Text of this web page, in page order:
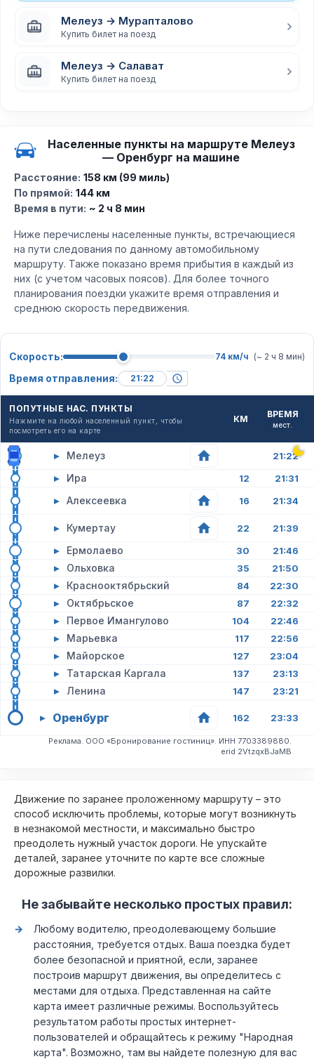
Мелеуз → Мурапталово
Купить билет на поезд
Мелеуз → Салават
Купить билет на поезд
Населенные пункты на маршруте Мелеуз
— Оренбург на машине
Расстояние: 158 км (99 миль)
По прямой: 144 км
Время в пути: ~ 2 ч 8 мин
Ниже перечислены населенные пункты, встречающиеся
на пути следования по данному автомобильному
маршруту. Также показано время прибытия в каждый из
них (с учетом часовых поясов). Для более точного
планирования поездки укажите время отправления и
среднюю скорость передвижения.
Скорость: 74 км/ч (~ 2 ч 8 мин)
Время отправления:
ПОПУТНЫЕ НАС. ПУНКТЫ
Нажмите на любой населенный пункт, чтобы
посмотреть его на карте
КМ ВРЕМЯ
мест.
▸ Мелеуз 21:22
▸ Ира 12 21:31
▸ Алексеевка 16 21:34
▸ Кумертау 22 21:39
▸ Ермолаево 30 21:46
▸ Ольховка 35 21:50
▸ Краснооктябрьский 84 22:30
▸ Октябрьское 87 22:32
▸ Первое Имангулово 104 22:46
▸ Марьевка 117 22:56
▸ Майорское 127 23:04
▸ Татарская Каргала 137 23:13
▸ Ленина 147 23:21
▸ Оренбург 162 23:33
Реклама. ООО «Бронирование гостиниц». ИНН 7703389880.
erid 2VtzqxBJaMB
Движение по заранее проложенному маршруту – это
способ исключить проблемы, которые могут возникнуть
в незнакомой местности, и максимально быстро
преодолеть нужный участок дороги. Не упускайте
деталей, заранее уточните по карте все сложные
дорожные развилки.
Не забывайте несколько простых правил:
Любому водителю, преодолевающему большие
расстояния, требуется отдых. Ваша поездка будет
более безопасной и приятной, если, заранее
построив маршрут движения, вы определитесь с
местами для отдыха. Представленная на сайте
карта имеет различные режимы. Воспользуйтесь
результатом работы простых интернет-
пользователей и обращайтесь к режиму "Народная
карта". Возможно, там вы найдете полезную для вас